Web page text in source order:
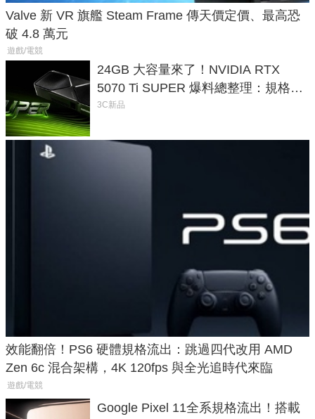
Valve 新 VR 旗艦 Steam Frame 傳天價定價、最高恐
破 4.8 萬元
遊戲/電競
24GB 大容量來了！NVIDIA RTX
5070 Ti SUPER 爆料總整理：規格、
功耗、上市時間
3C新品
效能翻倍！PS6 硬體規格流出：跳過四代改用 AMD
Zen 6c 混合架構，4K 120fps 與全光追時代來臨
遊戲/電競
Google Pixel 11全系規格流出！搭載